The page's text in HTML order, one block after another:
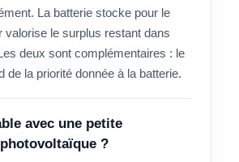
La batterie stocke pour le
valorise le surplus restant dans
deux sont complémentaires : le
de la priorité donnée à la batterie.
avec une petite
?